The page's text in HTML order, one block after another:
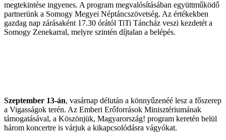
megtekintése ingyenes. A program megvalósításában együttműködő
partnerünk a Somogy Megyei Néptáncszövetség. Az értékekben
gazdag nap zárásaként 17.30 órától TiTi Táncház veszi kezdetét a
Somogy Zenekarral, melyre szintén díjtalan a belépés.
Szeptember 13-án, vasárnap délután a könnyűzenéé lesz a főszerep
a Vigasságok terén. Az Emberi Erőforrások Minisztériumának
támogatásával, a Köszönjük, Magyarország! program keretén belül
három koncertre is várjuk a kikapcsolódásra vágyókat.